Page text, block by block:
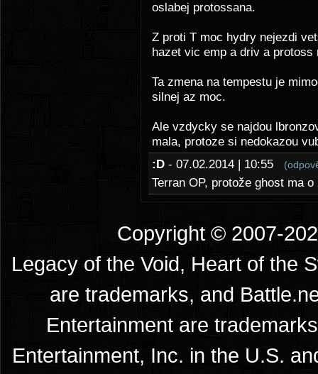
oslabej protossana.
Z proti T moc hydry nejezdi
hazet vic emp a driv a
Ta zmena na tempestu je
silnej az moc.
Ale vzdycky se najdou
mala, protoze si nedokazou
:D - 07.02.2014 | 10:55
Terran OP, protože ghost ma
Copyright © 2007-
Legacy of the Void, Heart of the
are trademarks, and
Entertainment are
Entertainment, Inc. in the U.S.